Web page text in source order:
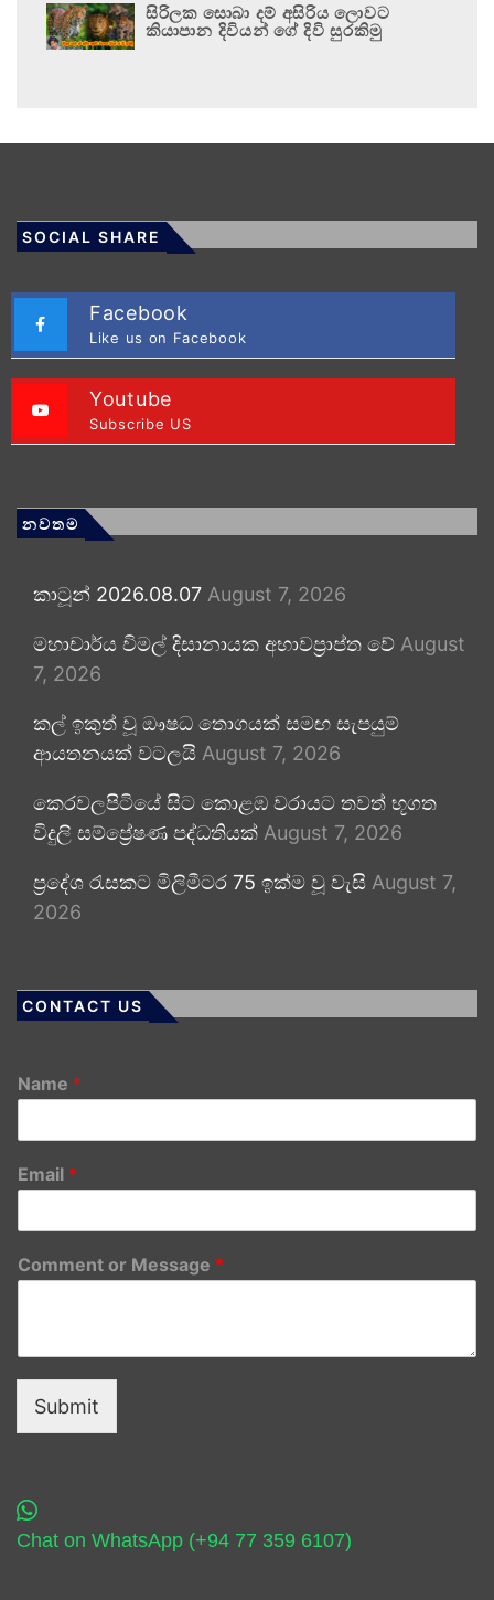
සිරිලක සොබා දම් අසිරිය ලොවට
කියාපාන දිවියන් ගේ දිවි සුරකිමු
SOCIAL SHARE
Facebook
Like us on Facebook
Youtube
Subscribe US
නවතම
කාටූන් 2026.08.07 August 7, 2026
මහාචාර්ය විමල් දිසානායක අභාවප්‍රාප්ත වේ August
7, 2026
කල් ඉකුත් වූ ඖෂධ තොගයක් සමඟ සැපයුම්
ආයතනයක් වටලයි August 7, 2026
කෙරවලපිටියේ සිට කොළඹ වරායට තවත් භූගත
විදුලි සම්ප්‍රේෂණ පද්ධතියක් August 7, 2026
ප්‍රදේශ රැසකට මිලිමීටර 75 ඉක්ම වූ වැසි August 7,
2026
CONTACT US
Name *
Email *
Comment or Message *
Submit
Chat on WhatsApp (+94 77 359 6107)